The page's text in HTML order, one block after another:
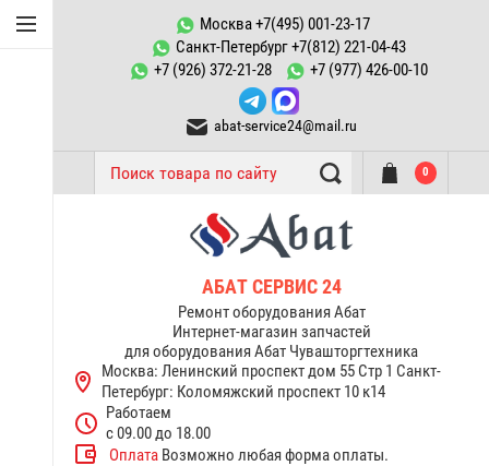
Конфорки Abat
Запчасти к
пароконвектоматам ПКА
Запчасти тестомесов ТМС
Переключатели, пускатели
Запчасти к котлам
пищеварочным КПЭМ Abat
Запчасти к электрическим
плитам Abat
Терморегуляторы
термостаты Abat
Москва +7(495) 001-23-17
Санкт-Петербург +7(812) 221-04-43
+7 (926) 372-21-28
+7 (977) 426-00-10
abat-service24@mail.ru
0
АБАТ СЕРВИС 24
Ремонт оборудования Абат
Интернет-магазин запчастей
для оборудования Абат Чувашторгтехника
Москва: Ленинский проспект дом 55 Стр 1 Санкт-
Петербург: Коломяжский проспект 10 к14
Работаем
с 09.00 до 18.00
Оплата Возможно любая форма оплаты.